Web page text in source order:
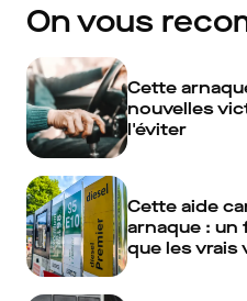
On vous
Cette
nouvelles
l'éviter
Cette aide
arnaque : un
que les